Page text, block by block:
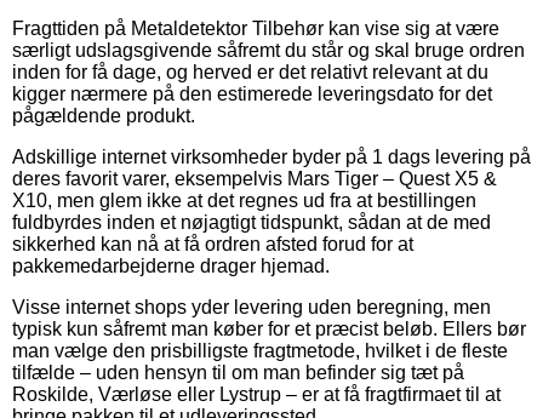
Fragttiden på Metaldetektor Tilbehør kan vise sig at være
særligt udslagsgivende såfremt du står og skal bruge ordren
inden for få dage, og herved er det relativt relevant at du
kigger nærmere på den estimerede leveringsdato for det
pågældende produkt.
Adskillige internet virksomheder byder på 1 dags levering på
deres favorit varer, eksempelvis Mars Tiger – Quest X5 &
X10, men glem ikke at det regnes ud fra at bestillingen
fuldbyrdes inden et nøjagtigt tidspunkt, sådan at de med
sikkerhed kan nå at få ordren afsted forud for at
pakkemedarbejderne drager hjemad.
Visse internet shops yder levering uden beregning, men
typisk kun såfremt man køber for et præcist beløb. Ellers bør
man vælge den prisbilligste fragtmetode, hvilket i de fleste
tilfælde – uden hensyn til om man befinder sig tæt på
Roskilde, Værløse eller Lystrup – er at få fragtfirmaet til at